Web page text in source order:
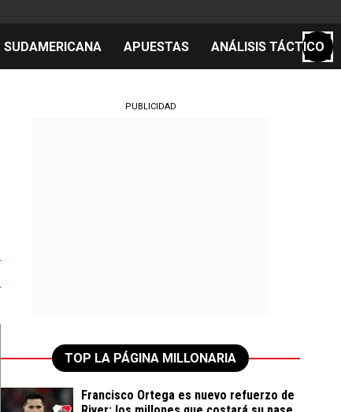
SUDAMERICANA APUESTAS ANÁLISIS TÁCTICO
PUBLICIDAD
TOP LA PÁGINA MILLONARIA
Francisco Ortega es nuevo refuerzo de